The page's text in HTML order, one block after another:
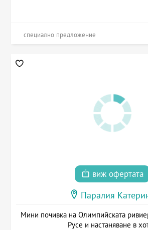
специално предложение
виж офертата
Паралия
Мини почивка на Олимпийската
Русе и настаняване в